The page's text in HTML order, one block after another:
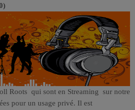
Roots qui sont en Streaming sur notre
pour un usage privé. Il est